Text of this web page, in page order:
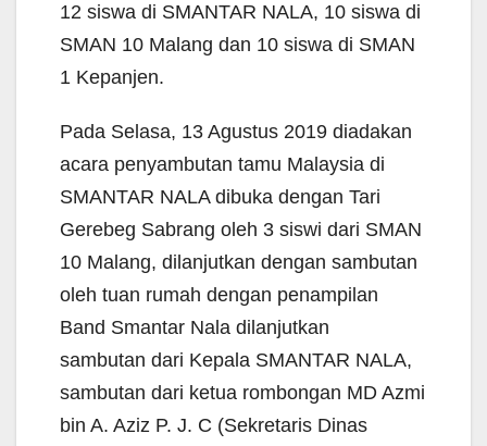
12 siswa di SMANTAR NALA, 10 siswa di
SMAN 10 Malang dan 10 siswa di SMAN
1 Kepanjen.
Pada Selasa, 13 Agustus 2019 diadakan
acara penyambutan tamu Malaysia di
SMANTAR NALA dibuka dengan Tari
Gerebeg Sabrang oleh 3 siswi dari SMAN
10 Malang, dilanjutkan dengan sambutan
oleh tuan rumah dengan penampilan
Band Smantar Nala dilanjutkan
sambutan dari Kepala SMANTAR NALA,
sambutan dari ketua rombongan MD Azmi
bin A. Aziz P. J. C (Sekretaris Dinas